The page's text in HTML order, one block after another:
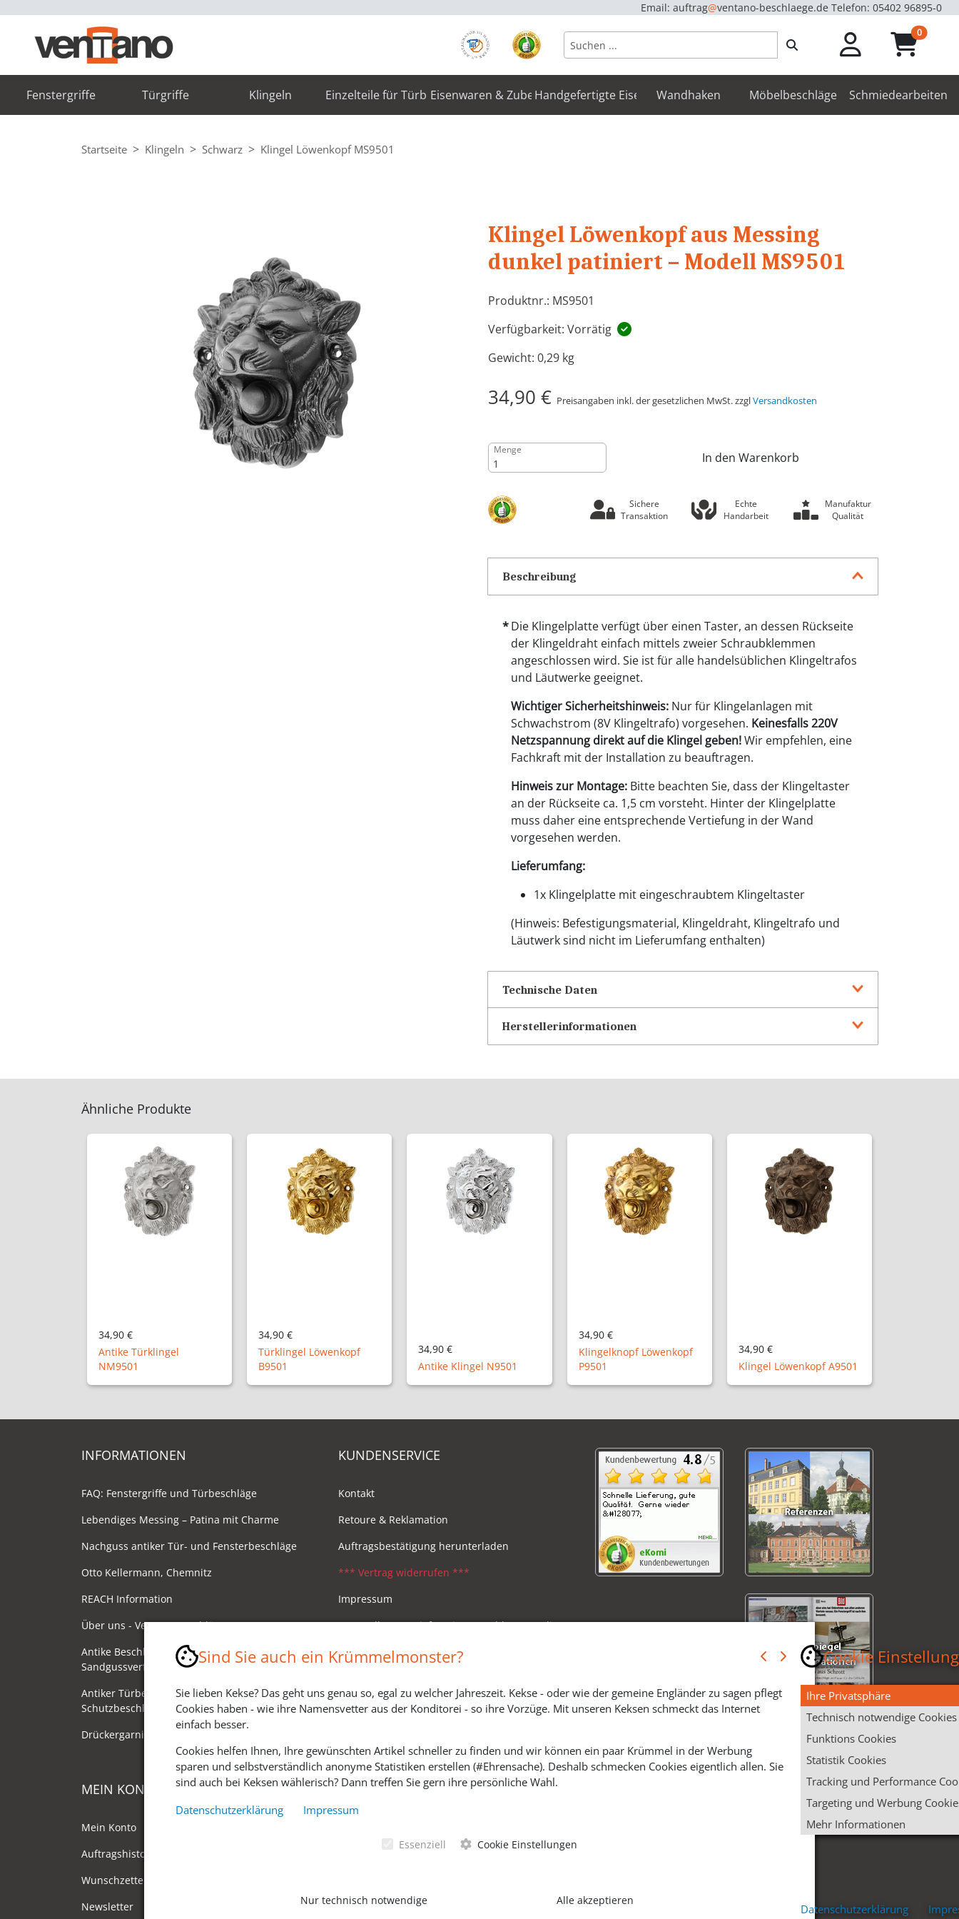
Email: auftrag@ventano-beschlaege.de Telefon: 05402 96895-0
0unread
Fenstergriffe Türgriffe Klingeln Einzelteile für TürbeschlägeEisenwaren & ZubehörHandgefertigte Eisenbeschläge
Wandhaken Möbelbeschläge Schmiedearbeiten
Startseite Klingeln Schwarz Klingel Löwenkopf MS9501
Klingel Löwenkopf aus Messing
dunkel patiniert – Modell MS9501
Produktnr.: MS9501
Verfügbarkeit: Vorrätig
Gewicht: 0,29 kg
34,90 € Preisangaben inkl. der gesetzlichen MwSt. zzglVersandkosten
Menge
In den Warenkorb
Sichere
Transaktion
Echte
Handarbeit
Manufaktur
Qualität
Beschreibung
Die Klingelplatte verfügt über einen Taster, an dessen Rückseite
der Klingeldraht einfach mittels zweier Schraubklemmen
angeschlossen wird. Sie ist für alle handelsüblichen Klingeltrafos
und Läutwerke geeignet.
Wichtiger Sicherheitshinweis: Nur für Klingelanlagen mit
Schwachstrom (8V Klingeltrafo) vorgesehen. Keinesfalls 220V
Netzspannung direkt auf die Klingel geben!Wir empfehlen, eine
Fachkraft mit der Installation zu beauftragen.
Hinweis zur Montage: Bitte beachten Sie, dass der Klingeltaster
an der Rückseite ca. 1,5 cm vorsteht. Hinter der Klingelplatte
muss daher eine entsprechende Vertiefung in der Wand
vorgesehen werden.
Lieferumfang:
1x Klingelplatte mit eingeschraubtem Klingeltaster
(Hinweis: Befestigungsmaterial, Klingeldraht, Klingeltrafo und
Läutwerk sind nicht im Lieferumfang enthalten)
Technische Daten
Herstellerinformationen
Ähnliche Produkte
34,90 €
Antike Türklingel
NM9501
34,90 €
Türklingel Löwenkopf
B9501
34,90 €
Antike Klingel N9501
34,90 €
Klingelknopf Löwenkopf
P9501
34,90 €
Klingel Löwenkopf A9501
INFORMATIONEN
FAQ: Fenstergriffe und Türbeschläge
Lebendiges Messing – Patina mit Charme
Nachguss antiker Tür- und Fensterbeschläge
Otto Kellermann, Chemnitz
REACH Information
Über uns - Ventano Beschläge
Antike Beschläge - Herstellung im
Sandgussverfahren
Antiker Türbeschlag als
Schutzbeschlag/Sicherheitsbeschlag
Drückergarnituren mit Drehknauf
KUNDENSERVICE
Kontakt
Retoure & Reklamation
Auftragsbestätigung herunterladen
*** Vertrag widerrufen ***
Impressum
Versandkosten, Lieferzeiten & Zahlungsmodi
Widerrufsbelehrung
MEIN KONTO
Mein Konto
Auftragshistorie
Wunschzettel
Newsletter
SOZIALE MEDIEN
Sind Sie auch ein Krümmelmonster?
Sie lieben Kekse? Das geht uns genau so, egal zu welcher Jahreszeit. Kekse - oder wie der gemeine Engländer zu sagen pflegt
Cookies haben - wie ihre Namensvetter aus der Konditorei - so ihre Vorzüge. Mit unseren Keksen schmeckt das Internet
einfach besser.
Cookies helfen Ihnen, Ihre gewünschten Artikel schneller zu finden und wir können ein paar Krümmel in der Werbung
sparen und selbstverständlich anonyme Statistiken erstellen (#Ehrensache). Deshalb schmecken Cookies eigentlich allen. Sie
sind auch bei Keksen wählerisch? Dann treffen Sie gern ihre persönliche Wahl.
Datenschutzerklärung
Impressum
Essenziell Cookie Einstellungen
Nur technisch notwendige Alle akzeptieren
Cookie
Ihre Privatsphäre
Technisch notwendige Cookies
Funktions Cookies
Statistik Cookies
Tracking und Performance
Targeting und Werbung
Mehr Informationen
Datenschutzerklärung